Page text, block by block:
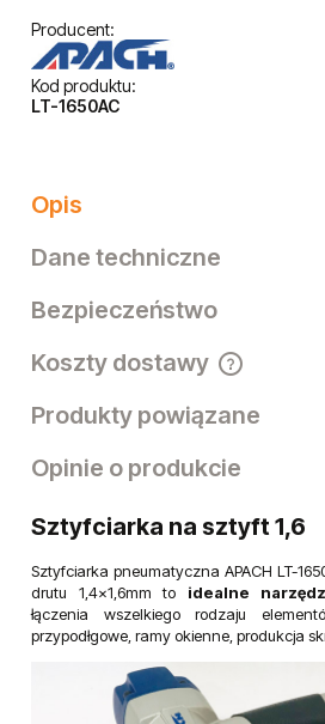
Producent:
Kod produktu:
LT-1650AC
Opis
Dane techniczne
Bezpieczeństwo
Koszty dostawy
Cena nie zawiera ewentualnych
Produkty powiązane
Opinie o produkcie
Sztyfciarka na sztyft 1,6
Sztyfciarka pneumatyczna APACH LT-
drutu 1,4x1,6mm to idealne
łączenia wszelkiego rodzaju
przypodłgowe, ramy okienne, produkcja